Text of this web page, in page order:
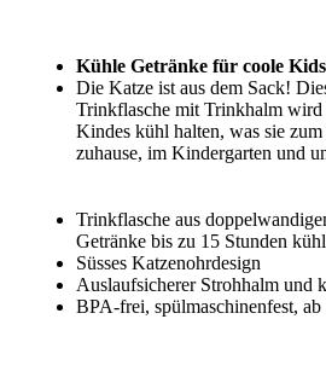
Kühle Getränke für coole Kids
Die Katze ist aus dem Sack!
Trinkflasche mit Trinkhalm wird
Kindes kühl halten, was sie
zuhause, im Kindergarten und
Trinkflasche aus
Getränke bis zu 15 Stunden kühl
Süsses Katzenohrdesign
Auslaufsicherer Strohhalm und
BPA-frei, spülmaschinenfest,